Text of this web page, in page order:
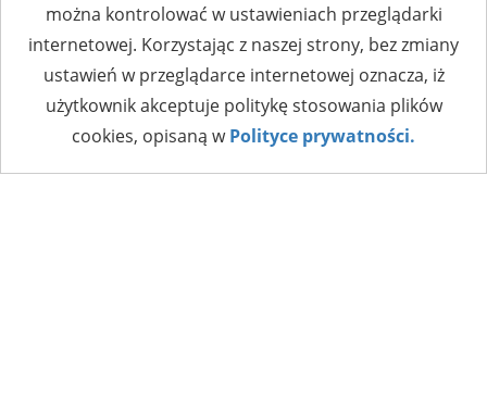
można kontrolować w ustawieniach przeglądarki
internetowej. Korzystając z naszej strony, bez zmiany
ustawień w przeglądarce internetowej oznacza, iż
użytkownik akceptuje politykę stosowania plików
cookies, opisaną wPolityce prywatności.